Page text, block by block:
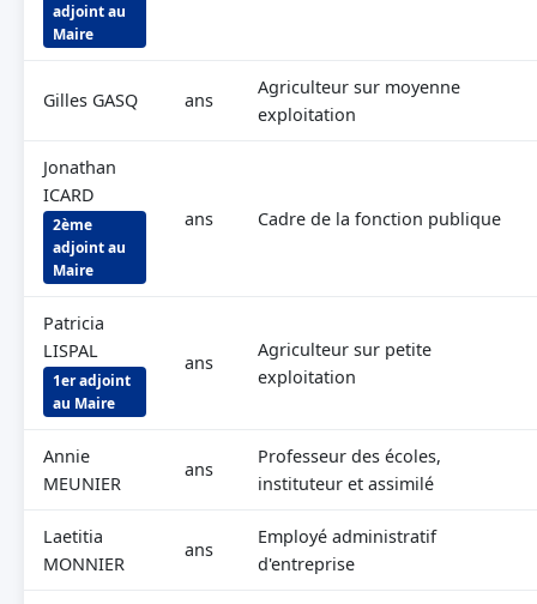
adjoint au
Maire
Gilles GASQ ans
Agriculteur sur moyenne
exploitation
Jonathan
ICARD
2ème
adjoint au
Maire
ans Cadre de la fonction publique
Patricia
LISPAL
1er adjoint
au Maire
ans
Agriculteur sur petite
exploitation
Annie
MEUNIER
ans
Professeur des écoles,
instituteur et assimilé
Laetitia
MONNIER
ans
Employé administratif
d'entreprise